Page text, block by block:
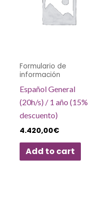
Formulario de
información
Español General
(20h/s) / 1 año (15%
descuento)
4.420,00€
Add to cart